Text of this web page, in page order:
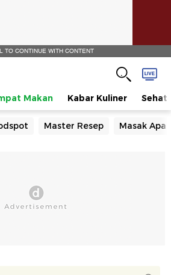
TO CONTINUE WITH CONTENT
Makan Kabar Kuliner Sehat
Master Resep Masak Apa